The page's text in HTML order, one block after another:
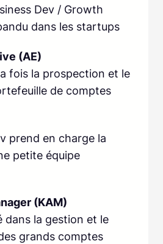
Dev / Growth
dans les startups
(AE)
fois la prospection et le
de comptes
prend en charge la
petite équipe
(KAM)
dans la gestion et le
grands comptes